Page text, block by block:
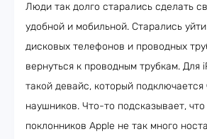
Люди так долго старались сделать
удобной и мобильной. Старались
дисковых телефонов и проводных
вернуться к проводным трубкам. Для
такой девайс, который
наушников. Что-то подсказывает,
поклонников Apple не так много